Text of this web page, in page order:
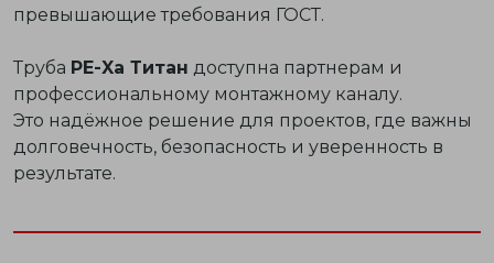
превышающие требования ГОСТ.
Труба PE-Xa Титан доступна партнерам и
профессиональному монтажному каналу.
Это надёжное решение для проектов, где важны
долговечность, безопасность и уверенность в
результате.